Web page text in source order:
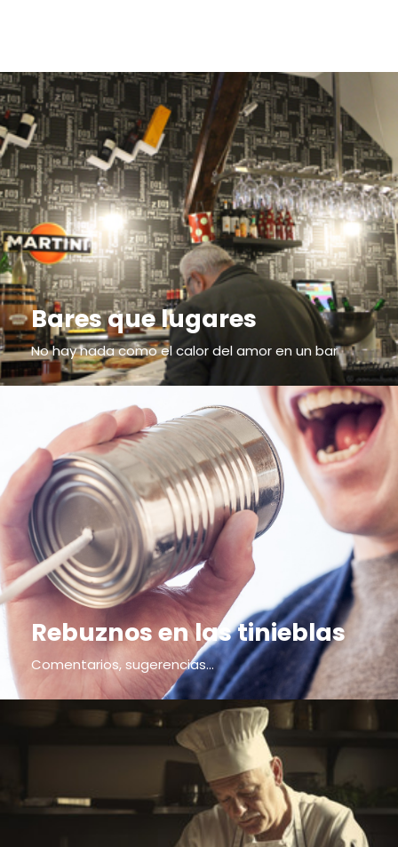
Bares que lugares
No hay nada como el calor del amor en un bar
Rebuznos en las tinieblas
Comentarios, sugerencias...